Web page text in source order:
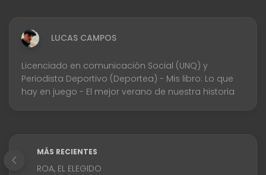
LUCAS CAMPOS
Licenciado en comunicación Social (UNQ) y
Periodista Deportivo (Deportea) - Mis libro: Lo que
hay en juego - El mejor verano de nuestra historia
MÁS RECIENTES
ROA, EL ELEGIDO